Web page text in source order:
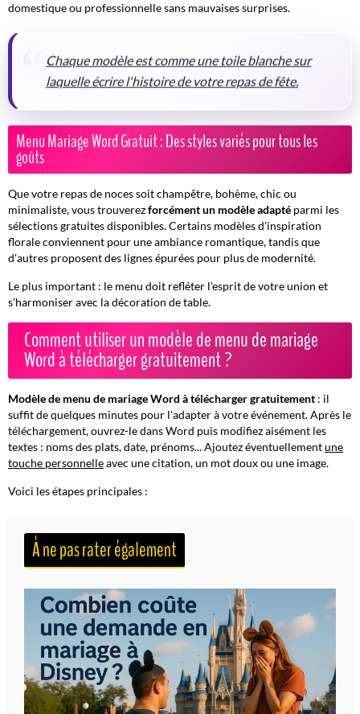
domestique ou professionnelle sans mauvaises surprises.
Chaque modèle est comme une toile blanche sur
laquelle écrire l'histoire de votre repas de fête.
Menu Mariage Word Gratuit : Des styles variés pour tous les
goûts
Que votre repas de noces soit champêtre, bohème, chic ou
minimaliste, vous trouverezforcément un modèle adapté parmi les
sélections gratuites disponibles. Certains modèles d'inspiration
florale conviennent pour une ambiance romantique, tandis que
d'autres proposent des lignes épurées pour plus de modernité.
Le plus important : le menu doit refléter l'esprit de votre union et
s'harmoniser avec la décoration de table.
Comment utiliser un modèle de menu de mariage
Word à télécharger gratuitement ?
Modèle de menu de mariage Word à télécharger gratuitement : il
suffit de quelques minutes pour l'adapter à votre événement. Après le
téléchargement, ouvrez-le dans Word puis modifiez aisément les
textes : noms des plats, date, prénoms... Ajoutez éventuellementune
touche personnelleavec une citation, un mot doux ou une image.
Voici les étapes principales :
À ne pas rater également